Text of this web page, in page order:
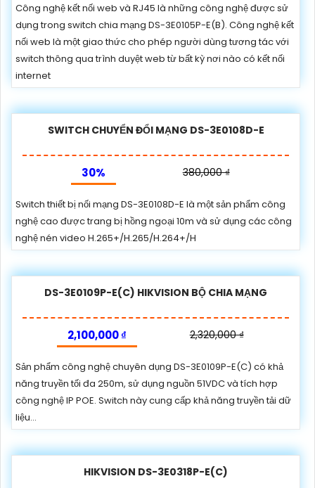
Công nghệ kết nối web và RJ45 là những công nghệ được sử
dụng trong switch chia mạng DS-3E0105P-E(B). Công nghệ kết
nối web là một giao thức cho phép người dùng tương tác với
switch thông qua trình duyệt web từ bất kỳ nơi nào có kết nối
internet
SWITCH CHUYỂN ĐỔI MẠNG DS-3E0108D-E
30% 380,000 ₫
Switch thiết bị nối mạng DS-3E0108D-E là một sản phẩm công
nghệ cao được trang bị hồng ngoại 10m và sử dụng các công
nghệ nén video H.265+/H.265/H.264+/H
DS-3E0109P-E(C) HIKVISION BỘ CHIA MẠNG
2,100,000 ₫ 2,320,000 ₫
Sản phẩm công nghệ chuyên dụng DS-3E0109P-E(C) có khả
năng truyền tối đa 250m, sử dụng nguồn 51VDC và tích hợp
công nghệ IP POE. Switch này cung cấp khả năng truyền tải dữ
liệu...
HIKVISION DS-3E0318P-E(C)